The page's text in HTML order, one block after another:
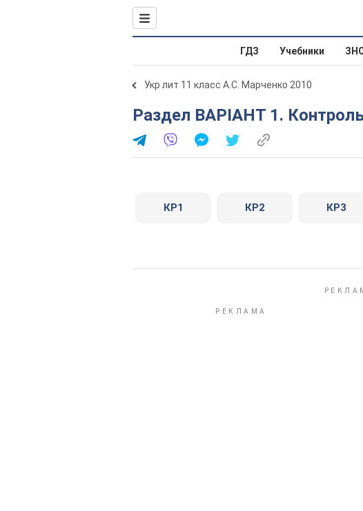
ГДЗ Учебники
Укр лит 11 класс А.С. Марченко 2010
Раздел ВАРІАНТ 1.
КР1 КР2 КР3